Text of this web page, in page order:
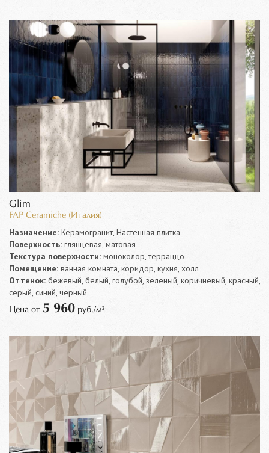
Glim
FAP Ceramiche (Италия)
Назначение: Керамогранит, Настенная плитка
Поверхность: глянцевая, матовая
Текстура поверхности: моноколор, терраццо
Помещение: ванная комната, коридор, кухня, холл
Оттенок: бежевый, белый, голубой, зеленый, коричневый, красный,
серый, синий, черный
Цена от 5 960 руб./м²